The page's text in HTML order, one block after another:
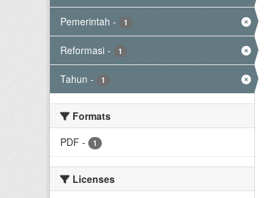
Pemerintah - 1
Reformasi - 1
Tahun - 1
Formats
PDF - 1
Licenses